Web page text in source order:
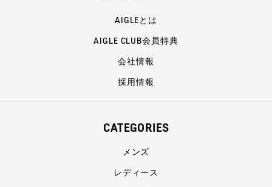
AIGLEとは
AIGLE CLUB会員特典
会社情報
採用情報
CATEGORIES
メンズ
レディース